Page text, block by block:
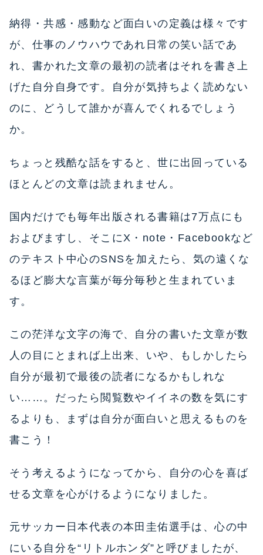
納得・共感・感動など面白いの定義は様々です
が、仕事のノウハウであれ日常の笑い話であ
れ、書かれた文章の最初の読者はそれを書き上
げた自分自身です。自分が気持ちよく読めない
のに、どうして誰かが喜んでくれるでしょう
か。
ちょっと残酷な話をすると、世に出回っている
ほとんどの文章は読まれません。
国内だけでも毎年出版される書籍は7万点にも
およびますし、そこにX・note・Facebookなど
のテキスト中心のSNSを加えたら、気の遠くな
るほど膨大な言葉が毎分毎秒と生まれていま
す。
この茫洋な文字の海で、自分の書いた文章が数
人の目にとまれば上出来、いや、もしかしたら
自分が最初で最後の読者になるかもしれな
い……。だったら閲覧数やイイネの数を気にす
るよりも、まずは自分が面白いと思えるものを
書こう！
そう考えるようになってから、自分の心を喜ば
せる文章を心がけるようになりました。
元サッカー日本代表の本田圭佑選手は、心の中
にいる自分を“リトルホンダ”と呼びましたが、